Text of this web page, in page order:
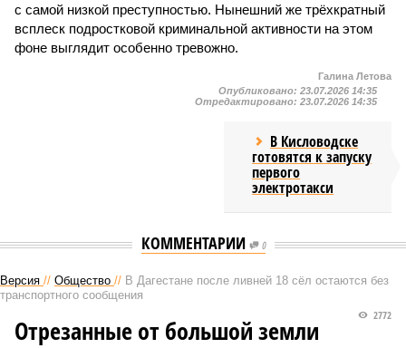
с самой низкой преступностью. Нынешний же трёхкратный
всплеск подростковой криминальной активности на этом
фоне выглядит особенно тревожно.
Галина Летова
Опубликовано: 23.07.2026 14:35
Отредактировано: 23.07.2026 14:35
В Кисловодске
готовятся к запуску
первого
электротакси
КОММЕНТАРИИ 0
Версия // Общество // В Дагестане после ливней 18 сёл остаются без
транспортного сообщения
2772
Отрезанные от большой земли